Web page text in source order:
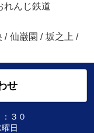
れんじ鉄道
/ 仙巌園 / 坂之上 /
せ
３０
日